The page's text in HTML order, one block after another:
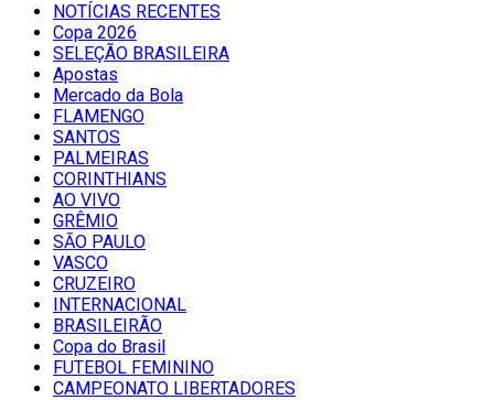
NOTÍCIAS RECENTES
Copa 2026
SELEÇÃO BRASILEIRA
Apostas
Mercado da Bola
FLAMENGO
SANTOS
PALMEIRAS
CORINTHIANS
AO VIVO
GRÊMIO
SĀO PAULO
VASCO
CRUZEIRO
INTERNACIONAL
BRASILEIRÃO
Copa do Brasil
FUTEBOL FEMININO
CAMPEONATO LIBERTADORES